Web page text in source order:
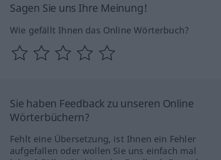
Sagen Sie uns Ihre Meinung!
Wie gefällt Ihnen das Online Wörterbuch?
Sie haben Feedback zu unseren Online
Wörterbüchern?
Fehlt eine Übersetzung, ist Ihnen ein Fehler
aufgefallen oder wollen Sie uns einfach mal